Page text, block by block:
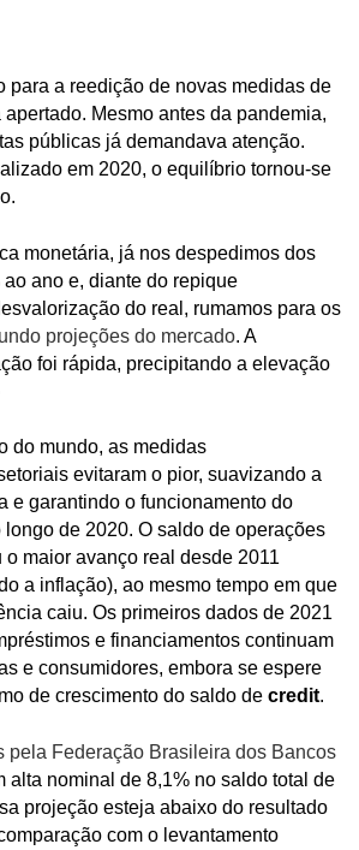
para a reedição de novas medidas de
Mesmo antes da pandemia,
públicas já demandava atenção.
em 2020, o equilíbrio tornou-se
monetária, já nos despedimos dos
ano e, diante do repique
do real, rumamos para os
projeções do mercado. A
foi rápida, precipitando a elevação
do mundo, as medidas
evitaram o pior, suavizando a
e garantindo o funcionamento do
de 2020. O saldo de operações
o maior avanço real desde 2011
a inflação), ao mesmo tempo em que
caiu. Os primeiros dados de 2021
e financiamentos continuam
e consumidores, embora se espere
de crescimento do saldo de credit.
pela Federação Brasileira dos Bancos
alta nominal de 8,1% no saldo total de
projeção esteja abaixo do resultado
com o levantamento